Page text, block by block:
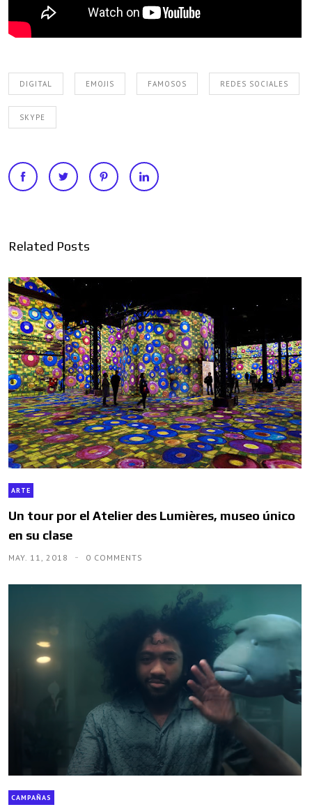
DIGITAL EMOJIS FAMOSOS REDES SOCIALES
SKYPE
Related Posts
ARTE
Un tour por el Atelier des Lumières, museo único
en su clase
MAY. 11, 2018 0 COMMENTS
CAMPAÑAS